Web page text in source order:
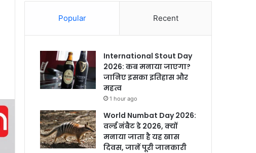
Popular Recent
International Stout Day
2026: कब मनाया जाएगा?
जानिए इसका इतिहास और
महत्व
1 hour ago
World Numbat Day 2026:
वर्ल्ड नंबैट डे 2026, क्यों
मनाया जाता है यह खास
दिवस, जानें पूरी जानकारी